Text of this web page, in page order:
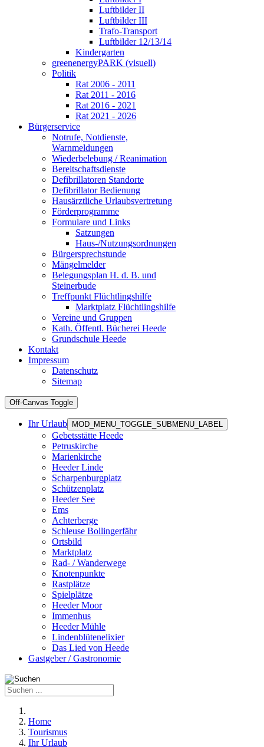
Luftbilder II
Luftbilder III
Trafo-Transport
Luftbilder 12/13/14
Kindergarten
greenenergyPARK (visuell)
Politik
Rat 2006 - 2011
Rat 2011 - 2016
Rat 2016 - 2021
Rat 2021 - 2026
Bürgerservice
Notrufe, Notdienste,
Warnmeldungen
Wiederbelebung / Reanimation
Bereitschaftsdienste
Defibrillatoren Standorte
Defibrillator Bedienung
Hausärztliche Urlaubsvertretung
Förderprogramme
Formulare und Links
Satzungen
Haus-/Nutzungsordnungen
Bürgersprechstunde
Mängelmelder
Belegungsplan H. d. B. und
Steinerbude
Treffpunkt Flüchtlingshilfe
Marktplatz Flüchtlingshilfe
Vereine und Gruppen
Kath. Öffentl. Bücherei Heede
Grundschule Heede
Kontakt
Impressum
Datenschutz
Sitemap
Off-Canvas Toggle
Ihr Urlaub MOD_MENU_TOGGLE_SUBMENU_LABEL
Gebetsstätte Heede
Petruskirche
Marienkirche
Heeder Linde
Scharpenburgplatz
Schützenplatz
Heeder See
Ems
Achterberge
Schleuse Bollingerfähr
Ortsbild
Marktplatz
Rad- / Wanderwege
Knotenpunkte
Rastplätze
Spielplätze
Heeder Moor
Immenhus
Heeder Mühle
Lindenblütenelixier
Das Lied von Heede
Gastgeber / Gastronomie
Home
Tourismus
Ihr Urlaub